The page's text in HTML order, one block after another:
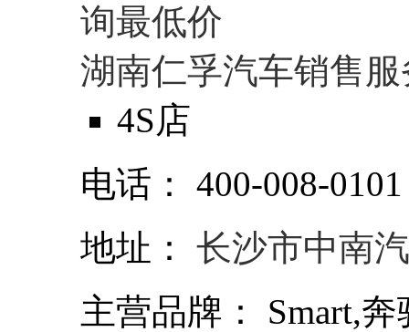
询最低价
湖南仁孚汽车销售
4S店
电话：
400-008-0101
地址：
长沙市中南
主营品牌：
Smart,